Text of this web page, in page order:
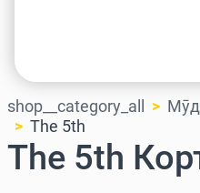
shop__category_all
Мӯд
The 5th
The 5th